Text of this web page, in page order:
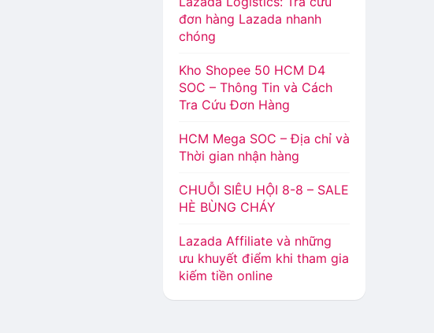
đơn hàng Lazada nhanh
chóng
Kho Shopee 50 HCM D4
SOC – Thông Tin và Cách
Tra Cứu Đơn Hàng
HCM Mega SOC – Địa chỉ và
Thời gian nhận hàng
CHUỖI SIÊU HỘI 8-8 – SALE
HÈ BÙNG CHÁY
Lazada Affiliate và những
ưu khuyết điểm khi tham gia
kiếm tiền online